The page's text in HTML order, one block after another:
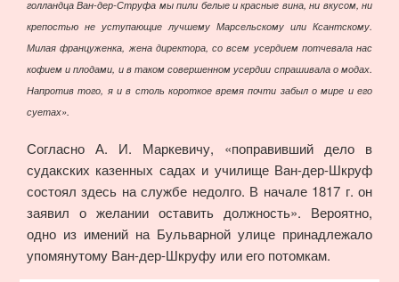
голландца Ван-дер-Струфа мы пили белые и красные вина, ни вкусом, ни
крепостью не уступающие лучшему Марсельскому или Ксантскому.
Милая француженка, жена директора, со всем усердием потчевала нас
кофием и плодами, и в таком совершенном усердии спрашивала о модах.
Напротив того, я и в столь короткое время почти забыл о мире и его
суетах».
Согласно А. И. Маркевичу, «поправивший дело в
судакских казенных садах и училище Ван-дер-Шкруф
состоял здесь на службе недолго. В начале 1817 г. он
заявил о желании оставить должность». Вероятно,
одно из имений на Бульварной улице принадлежало
упомянутому Ван-дер-Шкруфу или его потомкам.